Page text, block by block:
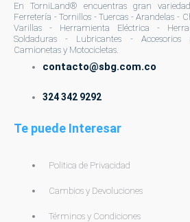
En TorniLand® encuentras gran
Ferretería - Tornillos - Tuercas - Arandelas -
Varillas - Herramienta Eléctrica -
Soldaduras - Lubricantes - Accesorios
Camionetas y Motocicletas.
contacto@sbg.com.co
324 342 9292
Te puede Interesar
Politica de Privacidad
Cambios y Devoluciones
Términos y Condiciones